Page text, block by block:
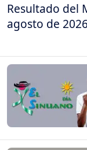
Resultado del
agosto de 2026